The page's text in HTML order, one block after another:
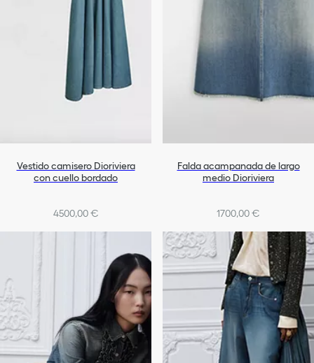
Vestido camisero Dioriviera
con cuello bordado
4500,00 €
Falda acampanada de largo
medio Dioriviera
1700,00 €